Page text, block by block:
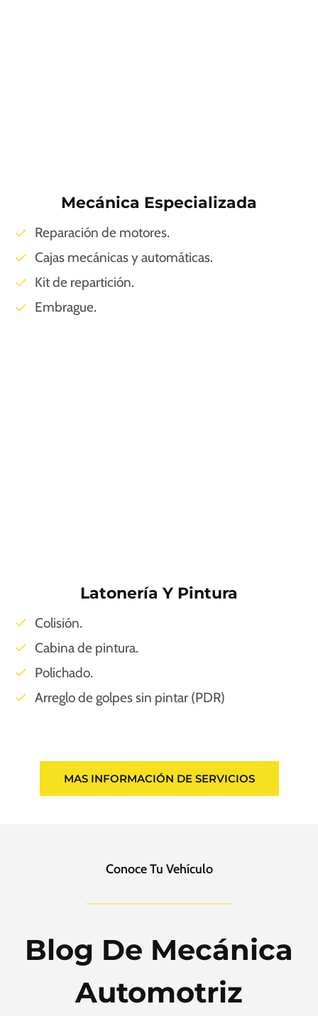
Mecánica Especializada
Reparación de motores.
Cajas mecánicas y automáticas.
Kit de repartición.
Embrague.
Latonería Y Pintura
Colisión.
Cabina de pintura.
Polichado.
Arreglo de golpes sin pintar (PDR)
MAS INFORMACIÓN DE SERVICIOS
Conoce Tu Vehículo
Blog De Mecánica
Automotriz